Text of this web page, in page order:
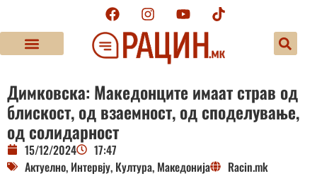
Димковска: Македонците имаат страв од
блискост, од взаемност, од споделување,
од солидарност
15/12/2024
17:47
Актуелно, Интервју, Култура, Македонија Racin.mk